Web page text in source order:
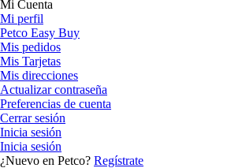
Mi Cuenta
Mi perfil
Petco Easy Buy
Mis pedidos
Mis Tarjetas
Mis direcciones
Actualizar contraseña
Preferencias de cuenta
Cerrar sesión
Inicia sesión
Inicia sesión
¿Nuevo en Petco? Regístrate